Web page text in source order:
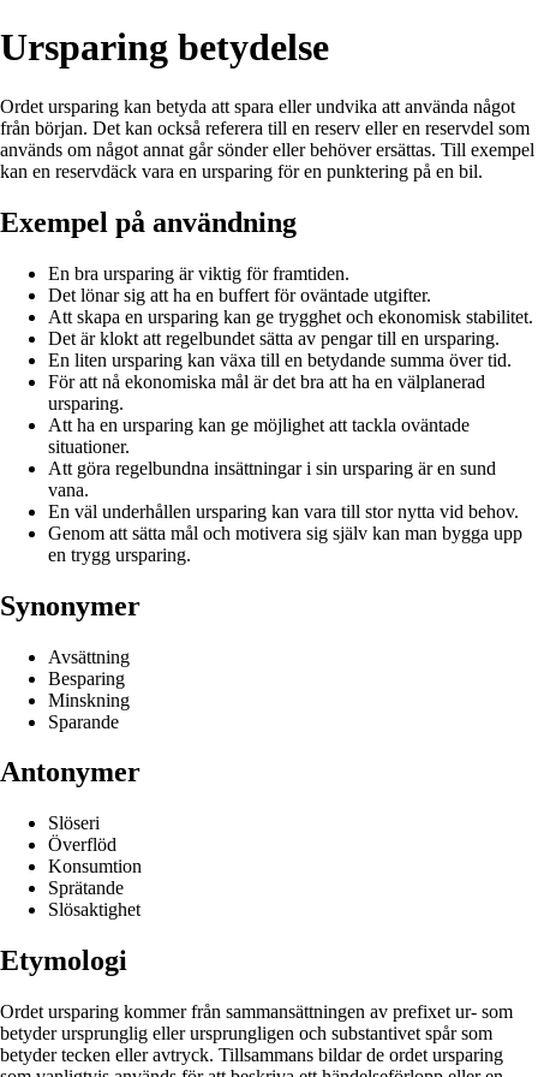
Ursparing betydelse
Ordet ursparing kan betyda att spara eller undvika att använda något
från början. Det kan också referera till en reserv eller en reservdel som
används om något annat går sönder eller behöver ersättas. Till exempel
kan en reservdäck vara en ursparing för en punktering på en bil.
Exempel på användning
En bra ursparing är viktig för framtiden.
Det lönar sig att ha en buffert för oväntade utgifter.
Att skapa en ursparing kan ge trygghet och ekonomisk stabilitet.
Det är klokt att regelbundet sätta av pengar till en ursparing.
En liten ursparing kan växa till en betydande summa över tid.
För att nå ekonomiska mål är det bra att ha en välplanerad
ursparing.
Att ha en ursparing kan ge möjlighet att tackla oväntade
situationer.
Att göra regelbundna insättningar i sin ursparing är en sund
vana.
En väl underhållen ursparing kan vara till stor nytta vid behov.
Genom att sätta mål och motivera sig själv kan man bygga upp
en trygg ursparing.
Synonymer
Avsättning
Besparing
Minskning
Sparande
Antonymer
Slöseri
Överflöd
Konsumtion
Sprätande
Slösaktighet
Etymologi
Ordet ursparing kommer från sammansättningen av prefixet ur- som
betyder ursprunglig eller ursprungligen och substantivet spår som
betyder tecken eller avtryck. Tillsammans bildar de ordet ursparing